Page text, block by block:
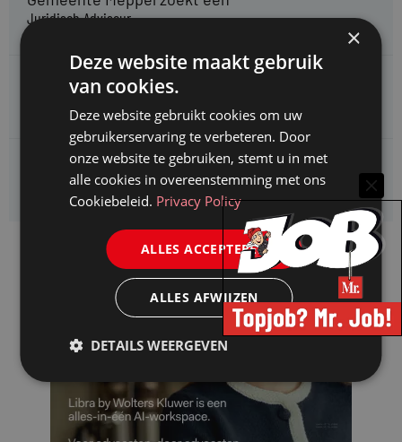
Juridisch Adviseur
CAOP zoekt een
Kifid zoekt een
Jurist- secretaris
×
Deze website maakt gebruik
van cookies.
Deze website gebruikt cookies om uw
gebruikerservaring te verbeteren. Door
onze website te gebruiken, stemt u in met
alle cookies in overeenstemming met ons
Cookiebeleid. Privacy Policy
ALLES ACCEPTEREN
ALLES AFWIJZEN
DETAILS WEERGEVEN